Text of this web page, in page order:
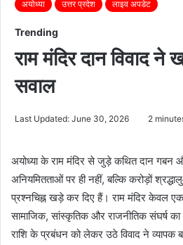
अयोध्या उत्तर प्रदेश लाइव अपडेट
Trending
राम मंदिर दान विवाद
सवाल
Last Updated: June 30, 2026 2
अयोध्या के राम मंदिर से जुड़े कथित दान गबन
अनियमितताओं पर ही नहीं, बल्कि करोड़ों
प्रश्नचिह्न खड़े कर दिए हैं। राम मंदिर केवल
सामाजिक, सांस्कृतिक और राजनीतिक संघर्ष
राशि के प्रबंधन को लेकर उठे विवाद ने व्यापक